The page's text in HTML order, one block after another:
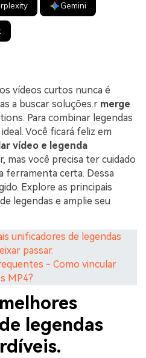
Gemini
vídeos curtos nunca é
a buscar soluções.r merge
Para combinar legendas
Você ficará feliz em
vídeo e legenda
mas você precisa ter cuidado
ferramenta certa. Dessa
Explore as principais
legendas e amplie seu
unificadores de legendas
passar.
- Como vincular
MP4?
legendas